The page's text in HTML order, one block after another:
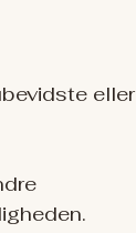
eller